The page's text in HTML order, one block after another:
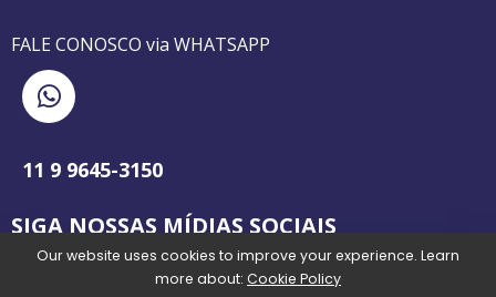
FALE CONOSCO via WHATSAPP
11 9 9645-3150
SIGA NOSSAS MÍDIAS SOCIAIS
Our website uses cookies to improve your experience. Learn
more about: Cookie Policy